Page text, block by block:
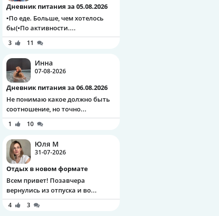
Дневник питания за 05.08.2026
▪️По еде. Больше, чем хотелось
бы(▪️По активности....
3 11
Инна
07-08-2026
Дневник питания за 06.08.2026
Не понимаю какое должно быть
соотношение, но точно...
1 10
Юля М
31-07-2026
Отдых в новом формате
Всем привет! Позавчера
вернулись из отпуска и во...
4 3